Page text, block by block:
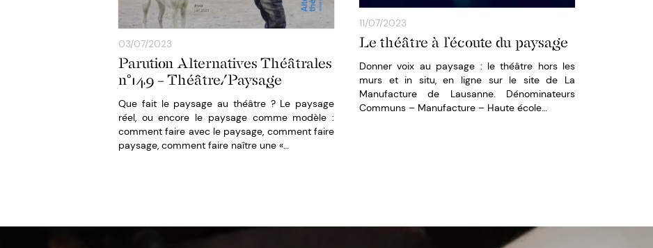
11/07/2023
Le théâtre à l’écoute du paysage
Donner voix au paysage : le théâtre hors les
murs et in situ, en ligne sur le site de La
Manufacture de Lausanne. Dénominateurs
Communs – Manufacture – Haute école…
03/07/2023
Parution Alternatives Théâtrales
n°149 – Théâtre/Paysage
Que fait le paysage au théâtre ? Le paysage
réel, ou encore le paysage comme modèle :
comment faire avec le paysage, comment faire
paysage, comment faire naître une «…